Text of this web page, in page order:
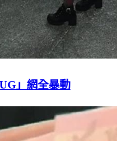
」網全暴動